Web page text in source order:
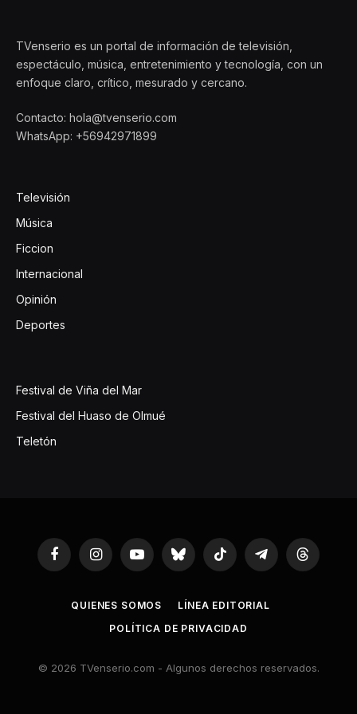
TVenserio es un portal de información de televisión,
espectáculo, música, entretenimiento y tecnología, con un
enfoque claro, crítico, mesurado y cercano.
Contacto: hola@tvenserio.com
WhatsApp: +56942971899
Televisión
Música
Ficcion
Internacional
Opinión
Deportes
Festival de Viña del Mar
Festival del Huaso de Olmué
Teletón
FacebookInstagramYouTubeBluesky TikTok TelegramThreads
QUIENES SOMOS
LÍNEA EDITORIAL
POLÍTICA DE PRIVACIDAD
© 2026 TVenserio.com - Algunos derechos reservados.